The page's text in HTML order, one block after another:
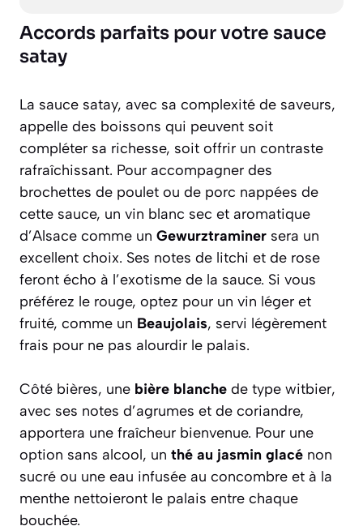
Accords parfaits pour votre sauce
satay
La sauce satay, avec sa complexité de saveurs,
appelle des boissons qui peuvent soit
compléter sa richesse, soit offrir un contraste
rafraîchissant. Pour accompagner des
brochettes de poulet ou de porc nappées de
cette sauce, un vin blanc sec et aromatique
d’Alsace comme un Gewurztraminer sera un
excellent choix. Ses notes de litchi et de rose
feront écho à l’exotisme de la sauce. Si vous
préférez le rouge, optez pour un vin léger et
fruité, comme un Beaujolais, servi légèrement
frais pour ne pas alourdir le palais.
Côté bières, une bière blanche de type witbier,
avec ses notes d’agrumes et de coriandre,
apportera une fraîcheur bienvenue. Pour une
option sans alcool, un thé au jasmin glacé non
sucré ou une eau infusée au concombre et à la
menthe nettoieront le palais entre chaque
bouchée.